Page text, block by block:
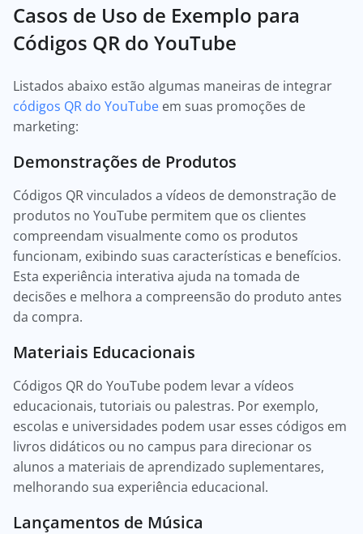
Casos de Uso de Exemplo para
Códigos QR do YouTube
Listados abaixo estão algumas maneiras de integrar
códigos QR do YouTube em suas promoções de
marketing:
Demonstrações de Produtos
Códigos QR vinculados a vídeos de demonstração de
produtos no YouTube permitem que os clientes
compreendam visualmente como os produtos
funcionam, exibindo suas características e benefícios.
Esta experiência interativa ajuda na tomada de
decisões e melhora a compreensão do produto antes
da compra.
Materiais Educacionais
Códigos QR do YouTube podem levar a vídeos
educacionais, tutoriais ou palestras. Por exemplo,
escolas e universidades podem usar esses códigos em
livros didáticos ou no campus para direcionar os
alunos a materiais de aprendizado suplementares,
melhorando sua experiência educacional.
Lançamentos de Música